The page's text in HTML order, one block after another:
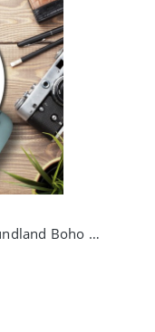
Podkładka pod myszkę Nowofundland Boho Line